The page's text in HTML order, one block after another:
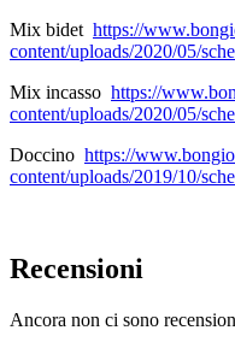
Mix bidet https://
content/uploads/2020/05/
Mix incasso https://
content/uploads/2020/05/
Doccino https://
content/uploads/2019/10/
Recensioni
Ancora non ci sono